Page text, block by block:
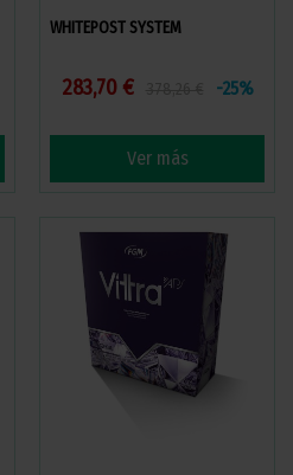
WHITEPOST SYSTEM
283,70 € -25%
Ver más